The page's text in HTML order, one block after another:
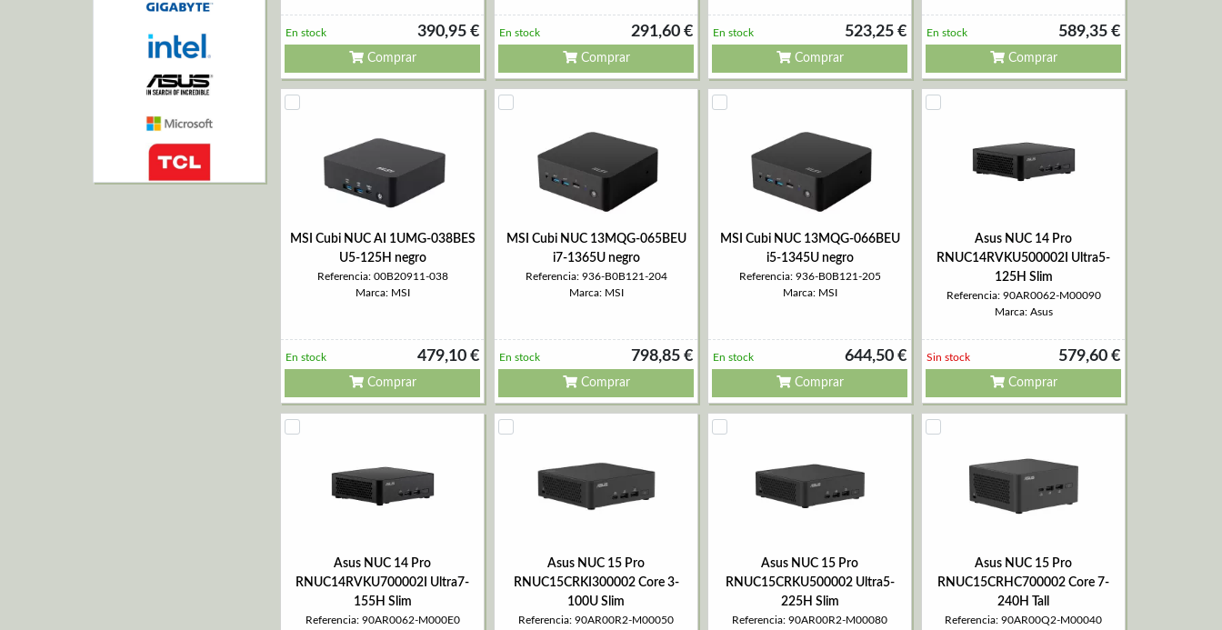
390,95 €
En stock
Comprar
291,60 €
En stock
Comprar
523,25 €
En stock
Comprar
589,35 €
En stock
Comprar
MSI Cubi NUC AI 1UMG-038BES
U5-125H negro
Referencia: 00B20911-038
Marca: MSI
479,10 €
En stock
Comprar
MSI Cubi NUC 13MQG-065BEU
i7-1365U negro
Referencia: 936-B0B121-204
Marca: MSI
798,85 €
En stock
Comprar
MSI Cubi NUC 13MQG-066BEU
i5-1345U negro
Referencia: 936-B0B121-205
Marca: MSI
644,50 €
En stock
Comprar
Asus NUC 14 Pro
RNUC14RVKU500002I Ultra5-
125H Slim
Referencia: 90AR0062-M00090
Marca: Asus
579,60 €
Sin stock
Comprar
Asus NUC 14 Pro
RNUC14RVKU700002I Ultra7-
155H Slim
Referencia: 90AR0062-M000E0
Asus NUC 15 Pro
RNUC15CRKI300002 Core 3-
100U Slim
Referencia: 90AR00R2-M00050
Asus NUC 15 Pro
RNUC15CRKU500002 Ultra5-
225H Slim
Referencia: 90AR00R2-M00080
Asus NUC 15 Pro
RNUC15CRHC700002 Core 7-
240H Tall
Referencia: 90AR00Q2-M00040